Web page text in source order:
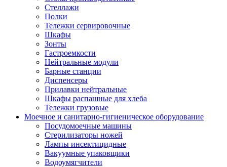
Стеллажи
Полки
Тележки сервировочные
Шкафы
Зонты
Гастроемкости
Нейтральные модули
Барные станции
Диспенсеры
Прилавки нейтральные
Шкафы распашные для хлеба
Тележки грузовые
Моечное и санитарно-гигиеническое оборудование
Посудомоечные машины
Стерилизаторы ножей
Лампы инсектицидные
Вакуумные упаковщики
Водоумягчители